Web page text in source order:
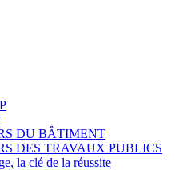
DU BÂTIMENT
DES TRAVAUX PUBLICS
la clé de la réussite